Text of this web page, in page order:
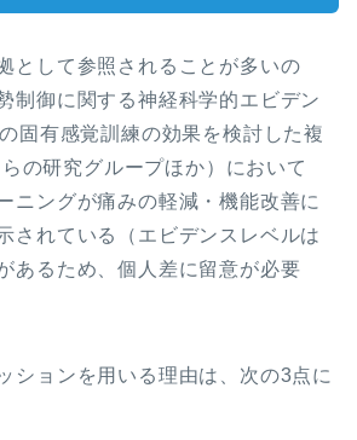
として参照されることが多いの
制御に関する神経科学的エビデン
固有感覚訓練の効果を検討した複
の研究グループほか）において
ニングが痛みの軽減・機能改善に
されている（エビデンスレベルは
あるため、個人差に留意が必要
ションを用いる理由は、次の3点に